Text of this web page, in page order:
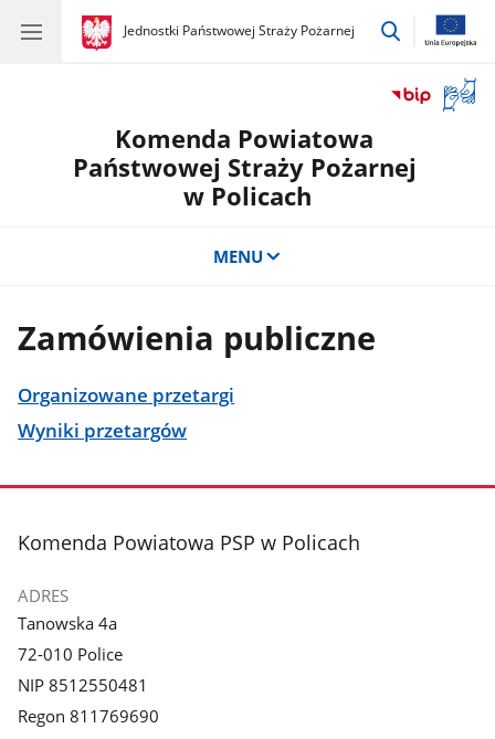
gov.pl
Jednostki Państwowej Straży Pożarnej
gov.pl
Jednostki
przejdź
okno
Komenda Powiatowa
Państwowej Straży Pożarnej
w Policach
MENU
Zamówienia publiczne
Organizowane przetargi
Wyniki przetargów
stopka
Komenda Powiatowa PSP w Policach
ADRES
Tanowska 4a
72-010 Police
NIP 8512550481
Regon 811769690